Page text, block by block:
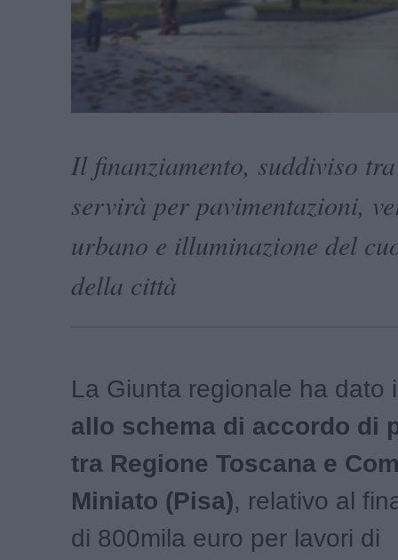
Il finanziamento, suddiviso
servirà per pavimentazioni,
urbano e illuminazione del
della città
La Giunta regionale ha dato
allo schema di accordo di
tra Regione Toscana e
Miniato (Pisa), relativo al
di 800mila euro per lavori di